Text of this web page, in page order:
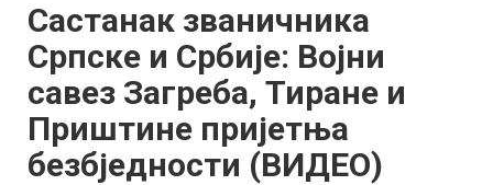
Састанак званичника
Српске и Србије: Војни
савез Загреба, Тиране и
Приштине пријетња
безбједности (ВИДЕО)